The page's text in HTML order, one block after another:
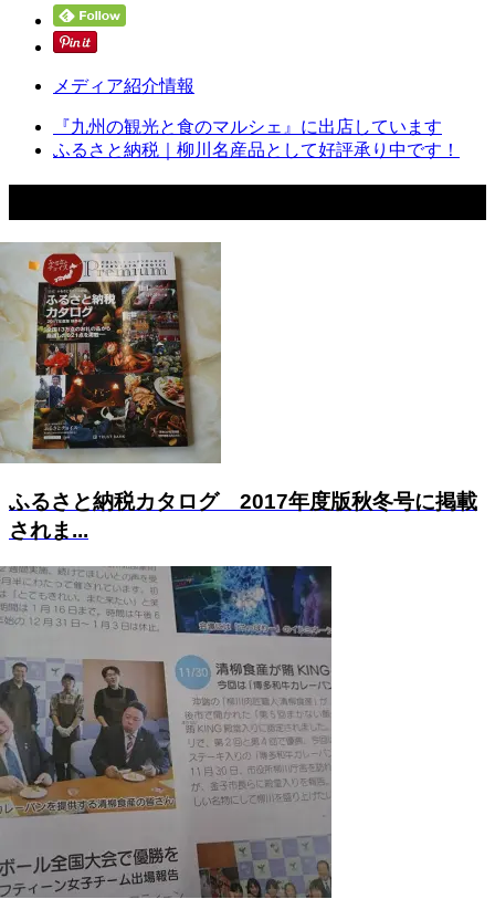
メディア紹介情報
『九州の観光と食のマルシェ』に出店しています
ふるさと納税｜柳川名産品として好評承り中です！
ふるさと納税カタログ 2017年度版秋冬号に掲載
されま...